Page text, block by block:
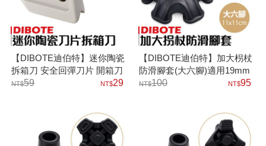
【DIBOTE迪伯特】迷你陶瓷
拆箱刀 安全回彈刀片 開箱刀
美工刀
59 29
【DIBOTE迪伯特】加大枴杖
防滑腳套(大六腳)適用19mm
管徑100 95